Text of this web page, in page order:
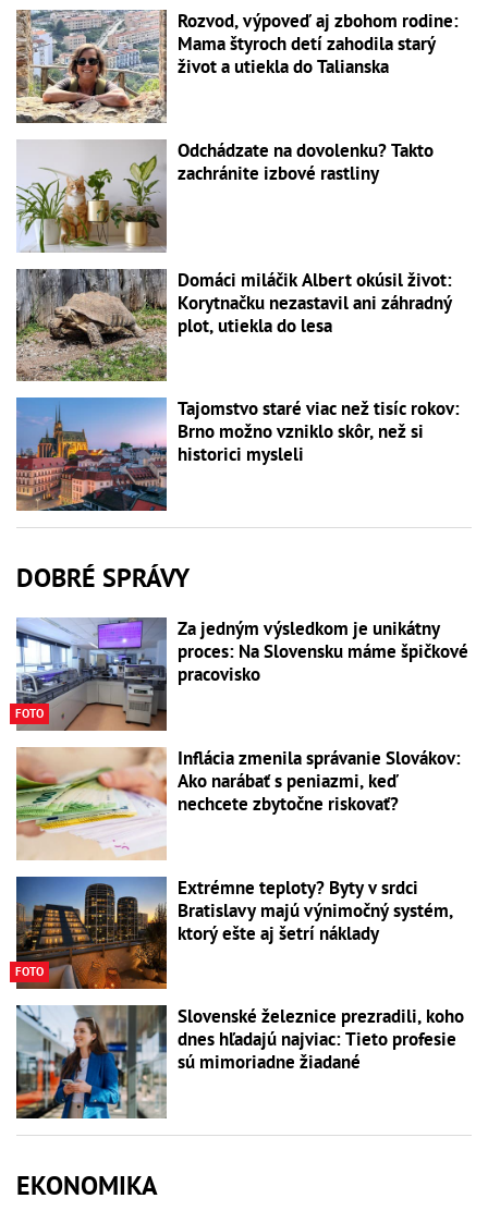
Rozvod, výpoveď aj zbohom rodine:
Mama štyroch detí zahodila starý
život a utiekla do Talianska
Odchádzate na dovolenku? Takto
zachránite izbové rastliny
Domáci miláčik Albert okúsil život:
Korytnačku nezastavil ani záhradný
plot, utiekla do lesa
Tajomstvo staré viac než tisíc rokov:
Brno možno vzniklo skôr, než si
historici mysleli
DOBRÉ SPRÁVY
FOTO
Za jedným výsledkom je unikátny
proces: Na Slovensku máme špičkové
pracovisko
Inflácia zmenila správanie Slovákov:
Ako narábať s peniazmi, keď
nechcete zbytočne riskovať?
FOTO
Extrémne teploty? Byty v srdci
Bratislavy majú výnimočný systém,
ktorý ešte aj šetrí náklady
Slovenské železnice prezradili, koho
dnes hľadajú najviac: Tieto profesie
sú mimoriadne žiadané
EKONOMIKA